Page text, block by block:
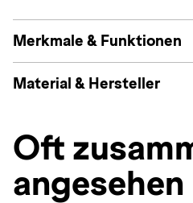
Merkmale & Funktionen
Material & Hersteller
Oft
angesehen